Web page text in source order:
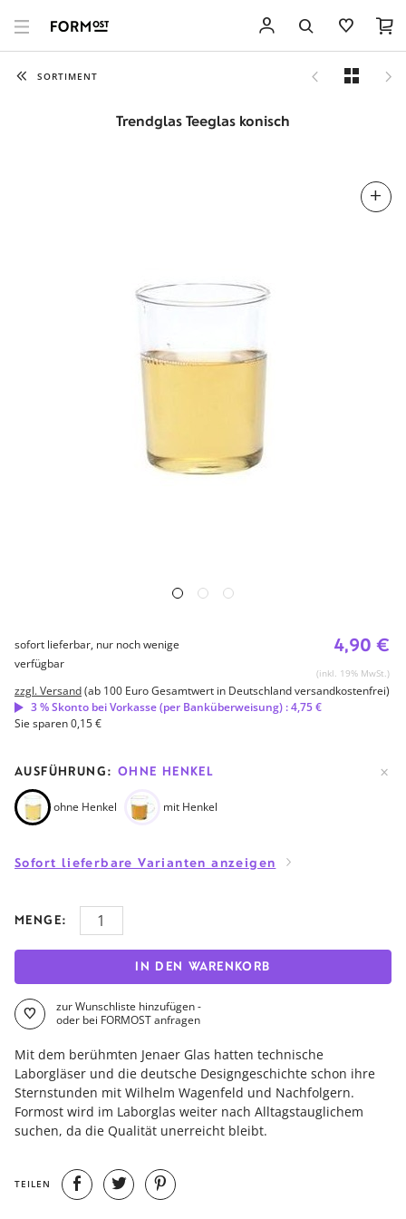
SORTIMENT
Trendglas Teeglas konisch
4,90 €
(inkl. 19% MwSt.)
sofort lieferbar, nur noch wenige
verfügbar
zzgl. Versand(ab 100 Euro Gesamtwert in Deutschland versandkostenfrei)
3 % Skonto bei Vorkasse (per Banküberweisung) : 4,75 €
Sie sparen 0,15 €
AUSFÜHRUNG: OHNE HENKEL
ohne Henkel mit Henkel
Sofort lieferbare Varianten anzeigen
MENGE:
IN DEN WARENKORB
zur Wunschliste hinzufügen -
oder bei FORMOST anfragen
Mit dem berühmten Jenaer Glas hatten technische
Laborgläser und die deutsche Designgeschichte schon ihre
Sternstunden mit Wilhelm Wagenfeld und Nachfolgern.
Formost wird im Laborglas weiter nach Alltagstauglichem
suchen, da die Qualität unerreicht bleibt.
TEILEN